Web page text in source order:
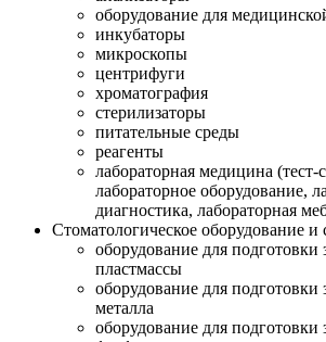
оборудование для
инкубаторы
микроскопы
центрифуги
хроматография
стерилизаторы
питательные среды
реагенты
лабораторная медицина (тест-
лабораторное оборудование,
диагностика, лабораторная
Стоматологическое оборудование и
оборудование для подготовки
пластмассы
оборудование для подготовки
металла
оборудование для подготовки